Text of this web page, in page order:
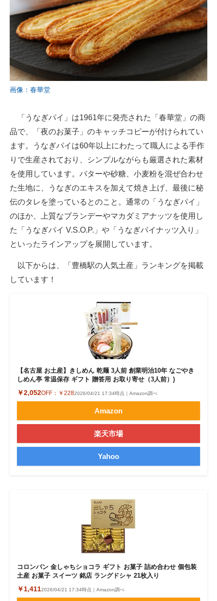
画像：春華堂
「うなぎパイ」は1961年に発売された「春華堂」の商
品で、「夜のお菓子」のキャッチコピーが付けられてい
ます。うなぎパイは60年以上にわたって職人による手作
りで生産されており、シンプルながらも厳選された素材
を使用しています。バターや砂糖、小麦粉を混ぜ合わせ
た生地に、うなぎのエキスを加えて焼き上げ、最後に秘
伝のタレを塗っているとのこと。通常の「うなぎパイ」
のほか、上質なブランデーやマカダミアナッツを使用し
た「うなぎパイ V.S.O.P.」や「うなぎパイナッツ入り」
といったラインアップを展開しています。
以下からは、「豊橋駅の人気土産」ランキングを掲載
しています！
【名古屋 お土産】きしめん 乾麺 3人前 創業明治10年 なごやき
しめん亭 常温保存 ギフト 贈答用 お取り寄せ（3人前）)
￥2,052OFF： ￥2282026/04/21 17:34時点｜Amazon調べ
Amazon
楽天市場
Yahoo
コロンバン 金しゃちショコラ ギフト お菓子 詰め合わせ 個包装
土産 お菓子 スイーツ 銘店 ラングドシャ 21枚入り
￥1,4112026/04/21 17:34時点｜Amazon調べ